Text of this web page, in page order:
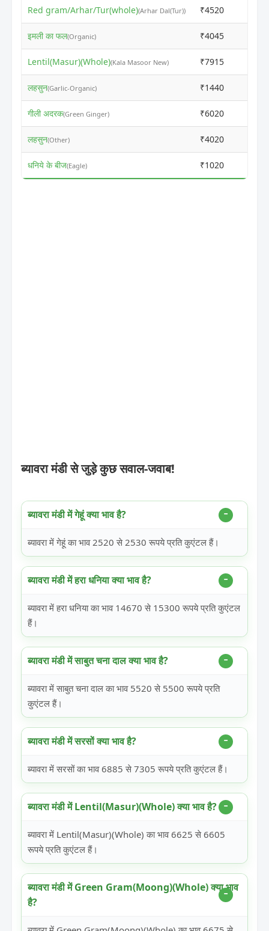
Red gram/Arhar/Tur(whole)(Arhar Dal(Tur)) ₹4520
इमली का फल(Organic) ₹4045
Lentil(Masur)(Whole)(Kala Masoor New) ₹7915
लहसुन(Garlic-Organic) ₹1440
गीली अदरक(Green Ginger) ₹6020
लहसुन(Other) ₹4020
धनिये के बीज(Eagle) ₹1020
ब्यावरा मंडी से जुड़े कुछ सवाल-जवाब!
ब्यावरा मंडी में गेहूं क्या भाव है?
ब्यावरा में गेहूं का भाव 2520 से 2530 रूपये प्रति कुएंटल हैं।
ब्यावरा मंडी में हरा धनिया क्या भाव है?
ब्यावरा में हरा धनिया का भाव 14670 से 15300 रूपये प्रति कुएंटल
हैं।
ब्यावरा मंडी में साबुत चना दाल क्या भाव है?
ब्यावरा में साबुत चना दाल का भाव 5520 से 5500 रूपये प्रति
कुएंटल हैं।
ब्यावरा मंडी में सरसों क्या भाव है?
ब्यावरा में सरसों का भाव 6885 से 7305 रूपये प्रति कुएंटल हैं।
ब्यावरा मंडी में Lentil(Masur)(Whole) क्या भाव है?
ब्यावरा में Lentil(Masur)(Whole) का भाव 6625 से 6605
रूपये प्रति कुएंटल हैं।
ब्यावरा मंडी में Green Gram(Moong)(Whole) क्या भाव
है?